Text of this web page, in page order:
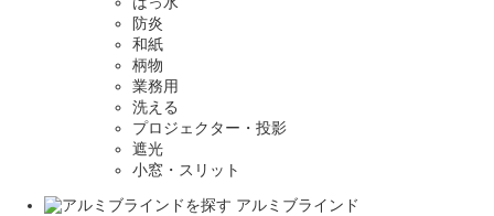
防炎
和紙
柄物
業務用
洗える
プロジェクター・投影
遮光
小窓・スリット
アルミブラインド